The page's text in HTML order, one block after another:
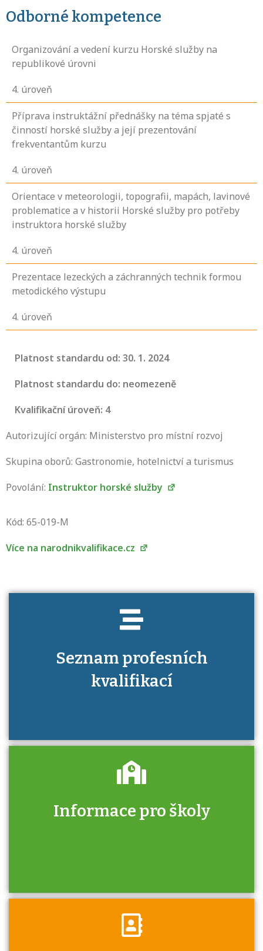
Odborné kompetence
Organizování a vedení kurzu Horské služby na
republikové úrovni
4. úroveň
Příprava instruktážní přednášky na téma spjaté s
činností horské služby a její prezentování
frekventantům kurzu
4. úroveň
Orientace v meteorologii, topografii, mapách, lavinové
problematice a v historii Horské služby pro potřeby
instruktora horské služby
4. úroveň
Prezentace lezeckých a záchranných technik formou
metodického výstupu
4. úroveň
Platnost standardu od: 30. 1. 2024
Platnost standardu do: neomezeně
Kvalifikační úroveň: 4
Autorizující orgán: Ministerstvo pro místní rozvoj
Skupina oborů: Gastronomie, hotelnictví a turismus
Povolání: Instruktor horské služby
Kód: 65-019-M
Více na narodnikvalifikace.cz
Seznam profesních
kvalifikací
Víte, jaké dovednosti musíte pro danou
Informace pro školy
Zjistěte, jak se přihlásit ke zkoušce a kde